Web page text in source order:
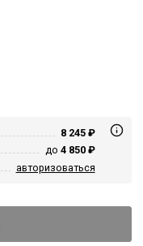
8 245 ₽
до 4 850 ₽
авторизоваться